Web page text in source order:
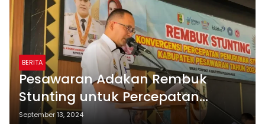
BERITA
Pesawaran Adakan Rembuk
Stunting untuk Percepatan
Pengurangan Stunting
September 13, 2024